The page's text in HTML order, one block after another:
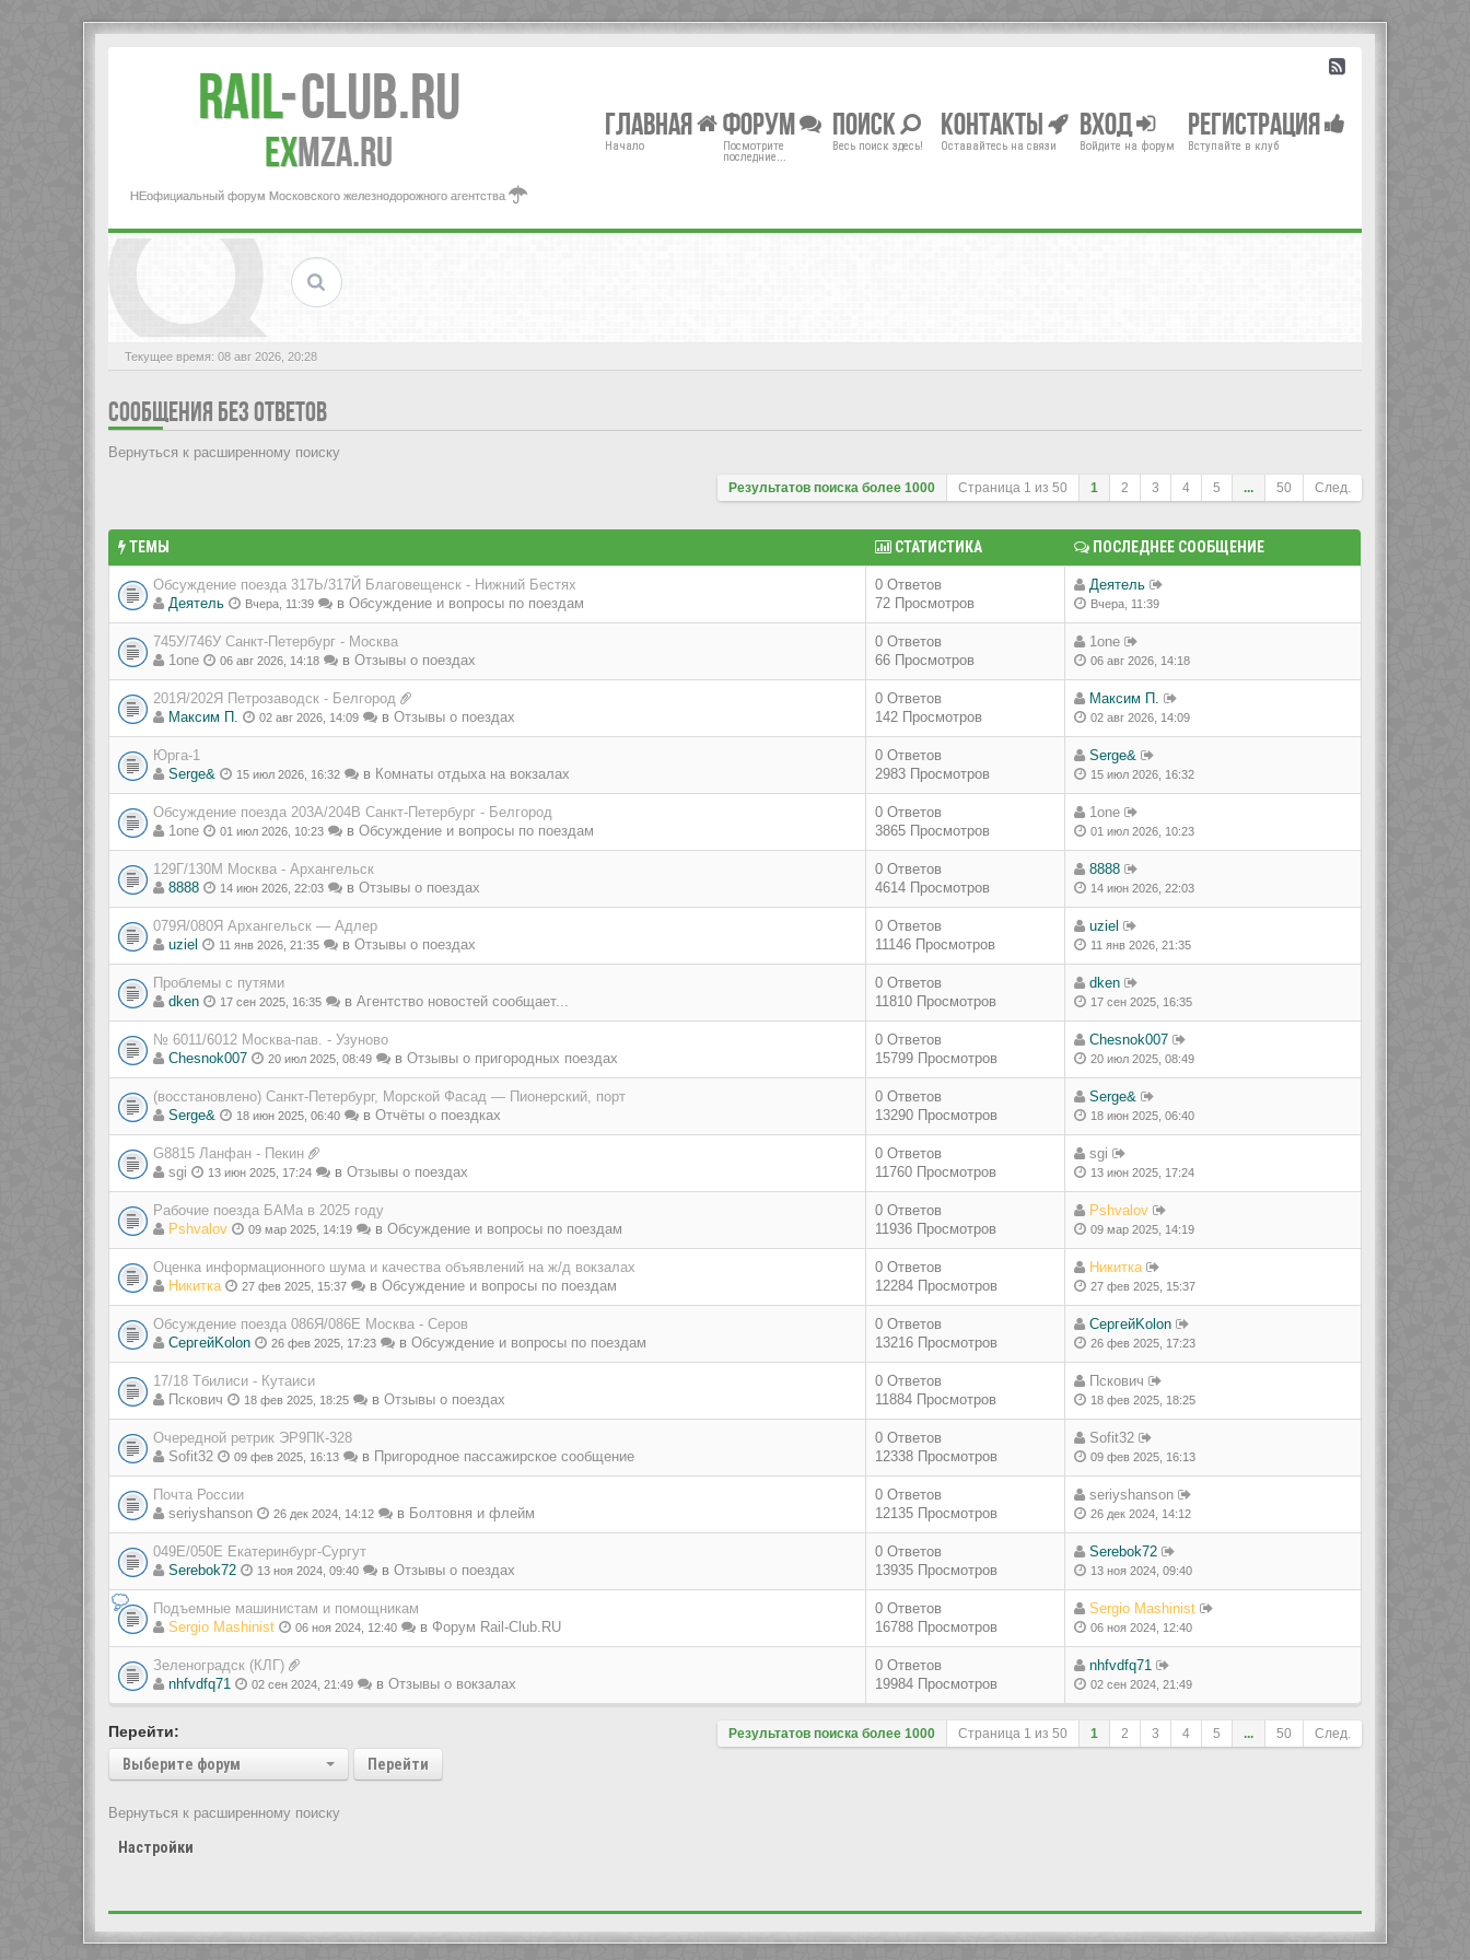
Rail-Club.RU
exMZA.RU
НЕофициальный форум Московского железнодорожного агентства
Главная
Начало
Форум
Посмотрите
последние...
Поиск
Весь поиск здесь!
Контакты
Оставайтесь на связи
Вход
Войдите на форум
Регистрация
Вступайте в клуб
Текущее время: 08 авг 2026, 20:28
СООБЩЕНИЯ БЕЗ ОТВЕТОВ
Вернуться к расширенному поиску
Результатов поиска более 1000 Страница 1 из 50 1 2 3 4 5 ... 50 След.
ТЕМЫ СТАТИСТИКА ПОСЛЕДНЕЕ СООБЩЕНИЕ
Обсуждение поезда 317Ь/317Й Благовещенск - Нижний Бестях
Деятель
Вчера, 11:39 в Обсуждение и вопросы по поездам
0 Ответов
72 Просмотров
Деятель
Вчера, 11:39
745У/746У Санкт-Петербург - Москва
1one
06 авг 2026, 14:18 в Отзывы о поездах
0 Ответов
66 Просмотров
1one
06 авг 2026, 14:18
201Я/202Я Петрозаводск - Белгород
Максим П.
02 авг 2026, 14:09 в Отзывы о поездах
0 Ответов
142 Просмотров
Максим П.
02 авг 2026, 14:09
Юрга-1
Serge&
15 июл 2026, 16:32 в Комнаты отдыха на вокзалах
0 Ответов
2983 Просмотров
Serge&
15 июл 2026, 16:32
Обсуждение поезда 203А/204В Санкт-Петербург - Белгород
1one
01 июл 2026, 10:23 в Обсуждение и вопросы по поездам
0 Ответов
3865 Просмотров
1one
01 июл 2026, 10:23
129Г/130М Москва - Архангельск
8888
14 июн 2026, 22:03 в Отзывы о поездах
0 Ответов
4614 Просмотров
8888
14 июн 2026, 22:03
079Я/080Я Архангельск — Адлер
uziel
11 янв 2026, 21:35 в Отзывы о поездах
0 Ответов
11146 Просмотров
uziel
11 янв 2026, 21:35
Проблемы с путями
dken
17 сен 2025, 16:35 в Агентство новостей сообщает...
0 Ответов
11810 Просмотров
dken
17 сен 2025, 16:35
№ 6011/6012 Москва-пав. - Узуново
Chesnok007
20 июл 2025, 08:49 в Отзывы о пригородных поездах
0 Ответов
15799 Просмотров
Chesnok007
20 июл 2025, 08:49
(восстановлено) Санкт-Петербург, Морской Фасад — Пионерский, порт
Serge&
18 июн 2025, 06:40 в Отчёты о поездках
0 Ответов
13290 Просмотров
Serge&
18 июн 2025, 06:40
G8815 Ланфан - Пекин
sgi
13 июн 2025, 17:24 в Отзывы о поездах
0 Ответов
11760 Просмотров
sgi
13 июн 2025, 17:24
Рабочие поезда БАМа в 2025 году
Pshvalov
09 мар 2025, 14:19 в Обсуждение и вопросы по поездам
0 Ответов
11936 Просмотров
Pshvalov
09 мар 2025, 14:19
Оценка информационного шума и качества объявлений на ж/д вокзалах
Никитка
27 фев 2025, 15:37 в Обсуждение и вопросы по поездам
0 Ответов
12284 Просмотров
Никитка
27 фев 2025, 15:37
Обсуждение поезда 086Я/086Е Москва - Серов
СергейKolon
26 фев 2025, 17:23 в Обсуждение и вопросы по поездам
0 Ответов
13216 Просмотров
СергейKolon
26 фев 2025, 17:23
17/18 Тбилиси - Кутаиси
Пскович
18 фев 2025, 18:25 в Отзывы о поездах
0 Ответов
11884 Просмотров
Пскович
18 фев 2025, 18:25
Очередной ретрик ЭР9ПК-328
Sofit32
09 фев 2025, 16:13 в Пригородное пассажирское сообщение
0 Ответов
12338 Просмотров
Sofit32
09 фев 2025, 16:13
Почта России
seriyshanson
26 дек 2024, 14:12 в Болтовня и флейм
0 Ответов
12135 Просмотров
seriyshanson
26 дек 2024, 14:12
049Е/050Е Екатеринбург-Сургут
Serebok72
13 ноя 2024, 09:40 в Отзывы о поездах
0 Ответов
13935 Просмотров
Serebok72
13 ноя 2024, 09:40
Подъемные машинистам и помощникам
Sergio Mashinist
06 ноя 2024, 12:40 в Форум Rail-Club.RU
0 Ответов
16788 Просмотров
Sergio Mashinist
06 ноя 2024, 12:40
Зеленоградск (КЛГ)
nhfvdfq71
02 сен 2024, 21:49 в Отзывы о вокзалах
0 Ответов
19984 Просмотров
nhfvdfq71
02 сен 2024, 21:49
Результатов поиска более 1000 Страница 1 из 50 1 2 3 4 5 ... 50 След.
Перейти:
Выберите форум
Перейти
Вернуться к расширенному поиску
Настройки
Перейти